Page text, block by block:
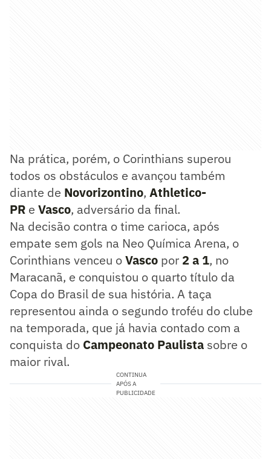
Na prática, porém, o Corinthians superou
todos os obstáculos e avançou também
diante de Novorizontino, Athletico-
PR e Vasco, adversário da final.
Na decisão contra o time carioca, após
empate sem gols na Neo Química Arena, o
Corinthians venceu oVasco por 2 a 1, no
Maracanã, e conquistou o quarto título da
Copa do Brasil de sua história. A taça
representou ainda o segundo troféu do clube
na temporada, que já havia contado com a
conquista do Campeonato Paulista sobre o
maior rival.
CONTINUA
APÓS A
PUBLICIDADE